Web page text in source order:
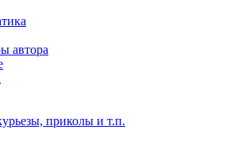
автора
приколы и т.п.